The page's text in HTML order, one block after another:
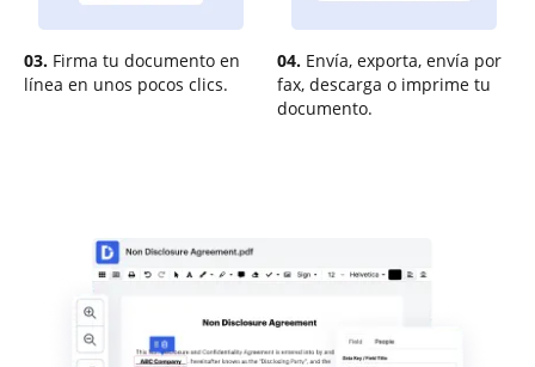
03. Firma tu documento en
línea en unos pocos clics.
04. Envía, exporta, envía por
fax, descarga o imprime tu
documento.